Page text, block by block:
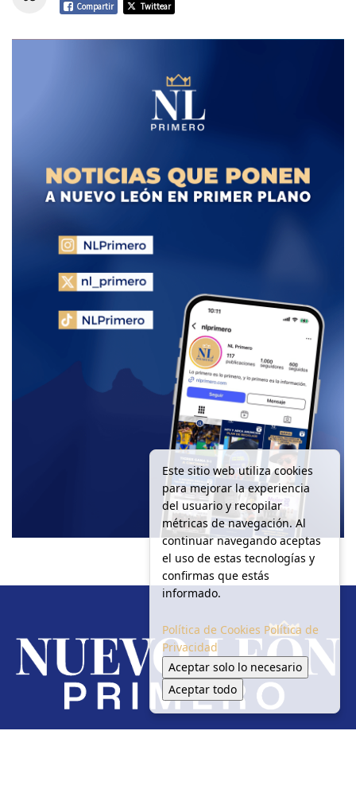
Compartir Twittear
Este sitio web utiliza cookies
para mejorar la experiencia
del usuario y recopilar
métricas de navegación. Al
continuar navegando aceptas
el uso de estas tecnologías y
confirmas que estás
informado.
Política de Cookies Política de
Privacidad
Aceptar solo lo necesario
Aceptar todo